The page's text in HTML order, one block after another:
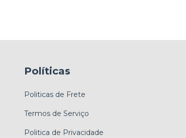
Políticas
Politicas de Frete
Termos de Serviço
Politica de Privacidade